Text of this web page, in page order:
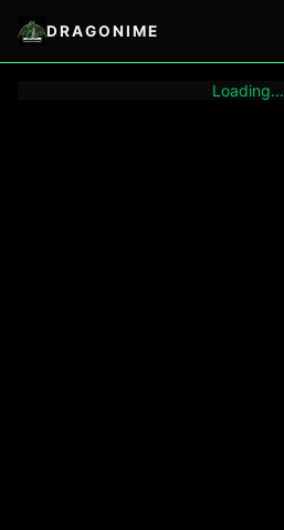
DRAGONIME
Loading...